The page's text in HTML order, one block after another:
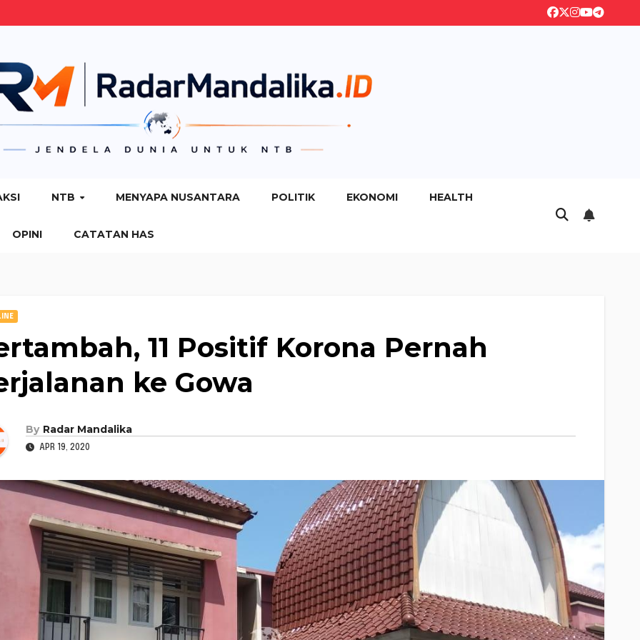
NTB MENYAPA NUSANTARA POLITIK EKONOMI HEALTH
OPINI CATATAN HAS
11 Positif Korona Pernah
ke Gowa
By Radar Mandalika
APR 19, 2020